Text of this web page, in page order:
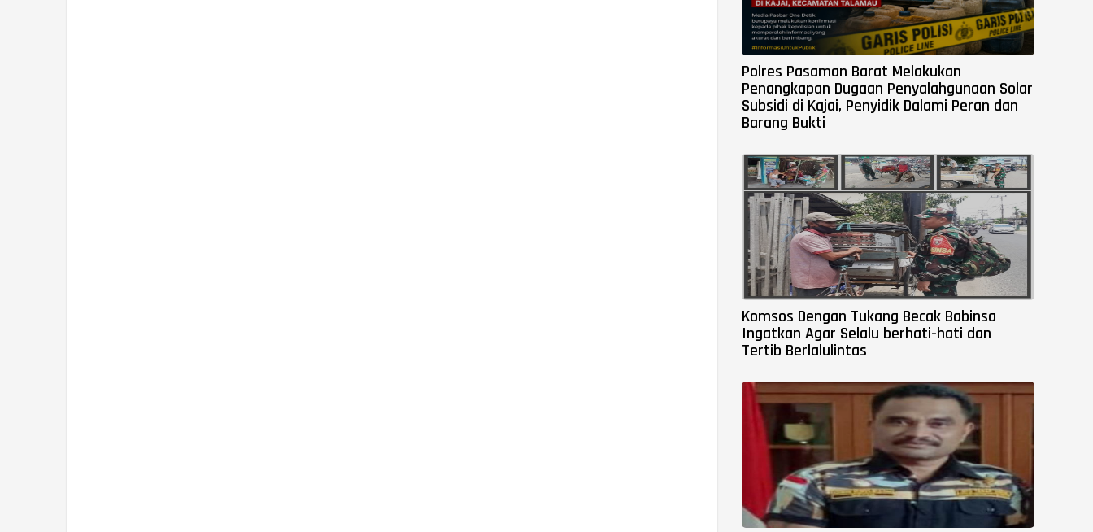
Polres Pasaman Barat Melakukan
Penangkapan Dugaan Penyalahgunaan Solar
Subsidi di Kajai, Penyidik Dalami Peran dan
Barang Bukti
Komsos Dengan Tukang Becak Babinsa
Ingatkan Agar Selalu berhati-hati dan
Tertib Berlalulintas